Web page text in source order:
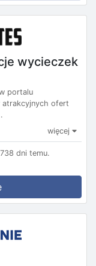
wycieczek
portalu
ofert
więcej
dni temu.